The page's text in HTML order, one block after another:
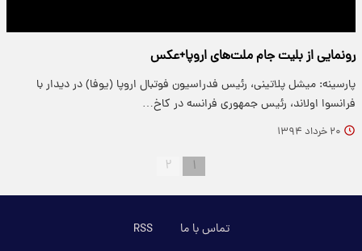
رونمایی از بلیت جام ملت‌های اروپا+عکس
پارسینه: میشل پلاتینی، رئیس فدراسیون فوتبال اروپا (یوفا) در دیدار با
فرانسوا اولاند، رئیس جمهوری فرانسه در کاخ…
۲۰ خرداد ۱۳۹۴
۱ ۲
تماس با ما RSS